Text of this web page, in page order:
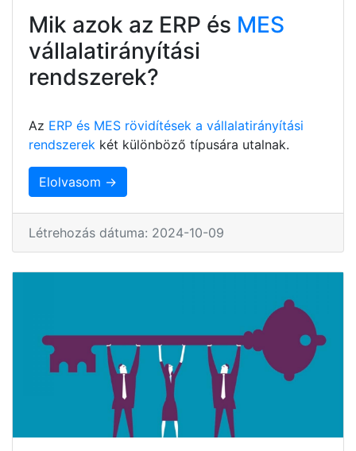
Mik azok az ERP és MES
vállalatirányítási
rendszerek?
Az ERP és MES rövidítések a vállalatirányítási
rendszerek két különböző típusára utalnak.
Elolvasom →
Létrehozás dátuma: 2024-10-09